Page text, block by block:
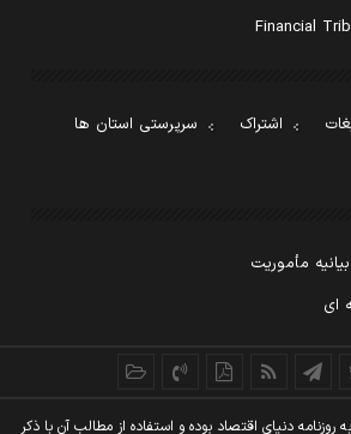
اشتراک
سرپرستی استان ها
بیانیه مأموریت
ای
دنيای اقتصاد بوده و استفاده از مطالب آن با ذکر